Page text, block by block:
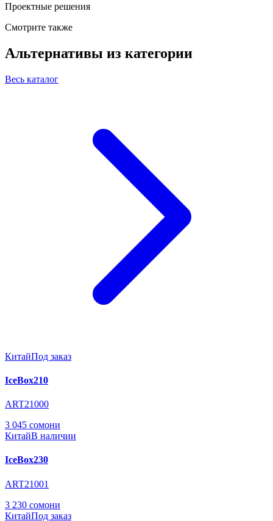
Проектные решения
Смотрите также
Альтернативы из категории
Весь каталог
КитайПод заказ
IceBox210
ART21000
3 045 сомони
КитайВ наличии
IceBox230
ART21001
3 230 сомони
КитайПод заказ